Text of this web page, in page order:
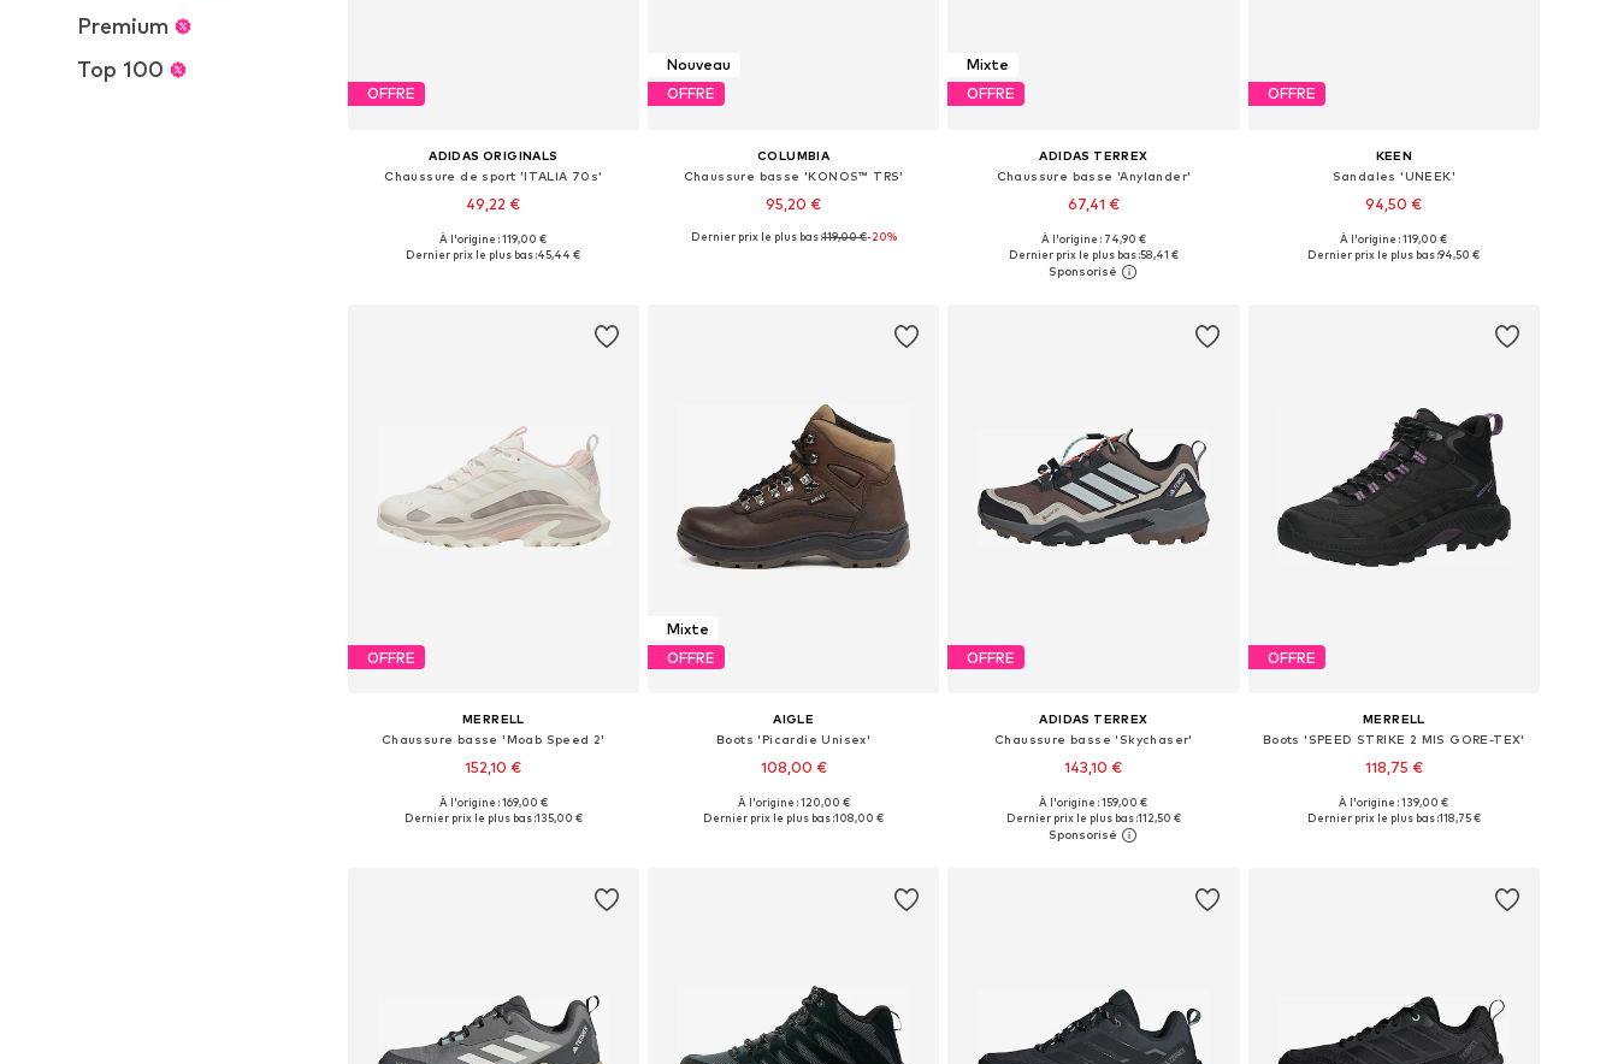
Premium
Top 100
OFFRE
ADIDAS ORIGINALS
Chaussure de sport 'ITALIA 70s'
49,22 €
Disponible en plusieurs tailles
À l'origine : 119,00 €
Dernier prix le plus bas :45,44 €
Nouveau
OFFRE
COLUMBIA
Chaussure basse 'KONOS™ TRS'
95,20 €
Disponible en plusieurs tailles
Dernier prix le plus bas :119,00 €-20%
Mixte
OFFRE
ADIDAS TERREX
Chaussure basse 'Anylander'
67,41 €
+1
Disponible en plusieurs tailles
Ajouter au panier
À l'origine : 74,90 €
Dernier prix le plus bas :58,41 €
OFFRE
KEEN
Sandales 'UNEEK'
94,50 €
Disponible en plusieurs tailles
À l'origine : 119,00 €
Dernier prix le plus bas :94,50 €
OFFRE
MERRELL
Chaussure basse 'Moab Speed 2'
152,10 €
Tailles disponibles: 37, 38, 38,5, 39, 40, 42
À l'origine : 169,00 €
Dernier prix le plus bas :135,00 €
Mixte
OFFRE
AIGLE
Boots 'Picardie Unisex'
108,00 €
Disponible en plusieurs tailles
À l'origine : 120,00 €
Dernier prix le plus bas :108,00 €
OFFRE
ADIDAS TERREX
Chaussure basse 'Skychaser'
143,10 €
+2
Disponible en plusieurs tailles
Ajouter au panier
À l'origine : 159,00 €
Dernier prix le plus bas :112,50 €
OFFRE
MERRELL
Boots 'SPEED STRIKE 2 MIS GORE-TEX'
118,75 €
Tailles disponibles: 37, 38, 39, 40, 40,5, 41
À l'origine : 139,00 €
Dernier prix le plus bas :118,75 €